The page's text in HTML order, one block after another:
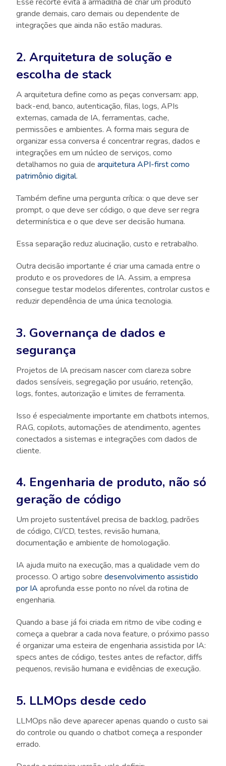
Esse recorte evita a armadilha de criar um produto
grande demais, caro demais ou dependente de
integrações que ainda não estão maduras.
2. Arquitetura de solução e
escolha de stack
A arquitetura define como as peças conversam: app,
back-end, banco, autenticação, filas, logs, APIs
externas, camada de IA, ferramentas, cache,
permissões e ambientes. A forma mais segura de
organizar essa conversa é concentrar regras, dados e
integrações em um núcleo de serviços, como
detalhamos no guia de arquitetura API-first como
patrimônio digital.
Também define uma pergunta crítica: o que deve ser
prompt, o que deve ser código, o que deve ser regra
determinística e o que deve ser decisão humana.
Essa separação reduz alucinação, custo e retrabalho.
Outra decisão importante é criar uma camada entre o
produto e os provedores de IA. Assim, a empresa
consegue testar modelos diferentes, controlar custos e
reduzir dependência de uma única tecnologia.
3. Governança de dados e
segurança
Projetos de IA precisam nascer com clareza sobre
dados sensíveis, segregação por usuário, retenção,
logs, fontes, autorização e limites de ferramenta.
Isso é especialmente importante em chatbots internos,
RAG, copilots, automações de atendimento, agentes
conectados a sistemas e integrações com dados de
cliente.
4. Engenharia de produto, não só
geração de código
Um projeto sustentável precisa de backlog, padrões
de código, CI/CD, testes, revisão humana,
documentação e ambiente de homologação.
IA ajuda muito na execução, mas a qualidade vem do
processo. O artigo sobre desenvolvimento assistido
por IA aprofunda esse ponto no nível da rotina de
engenharia.
Quando a base já foi criada em ritmo de vibe coding e
começa a quebrar a cada nova feature, o próximo passo
é organizar uma esteira de engenharia assistida por IA:
specs antes de código, testes antes de refactor, diffs
pequenos, revisão humana e evidências de execução.
5. LLMOps desde cedo
LLMOps não deve aparecer apenas quando o custo sai
do controle ou quando o chatbot começa a responder
errado.